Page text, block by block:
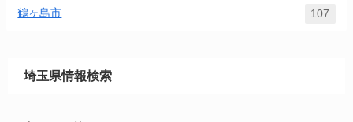
鶴ヶ島市 107
埼玉県情報検索